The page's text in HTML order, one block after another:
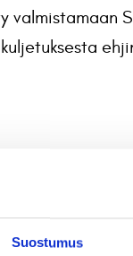
Suostumus